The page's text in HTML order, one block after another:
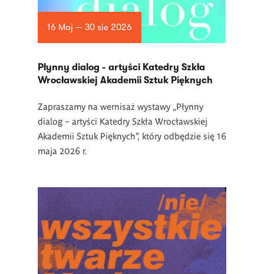
16 Maj — 30 sie 2026
Płynny dialog - artyści Katedry Szkła
Wrocławskiej Akademii Sztuk Pięknych
Zapraszamy na wernisaż wystawy „Płynny
dialog – artyści Katedry Szkła Wrocławskiej
Akademii Sztuk Pięknych”, który odbędzie się 16
maja 2026 r.